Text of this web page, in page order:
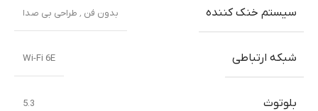
سیستم خنک کننده بدون فن ٬ طراحی بی صدا
شبکه ارتباطی Wi-Fi 6E
بلوتوث 5.3